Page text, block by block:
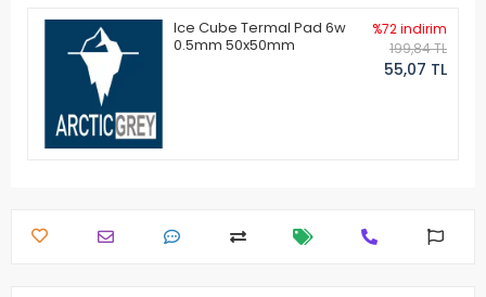
Ice Cube Termal Pad 6w
0.5mm 50x50mm
%72 indirim
199,84 TL
55,07 TL